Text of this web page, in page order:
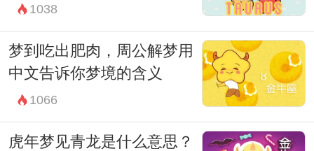
1038
梦到吃出肥肉，周公解梦用
中文告诉你梦境的含义
1066
虎年梦见青龙是什么意思？